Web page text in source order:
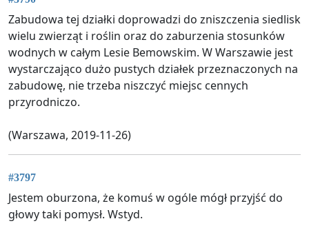
Zabudowa tej działki doprowadzi do zniszczenia siedlisk
wielu zwierząt i roślin oraz do zaburzenia stosunków
wodnych w całym Lesie Bemowskim. W Warszawie jest
wystarczająco dużo pustych działek przeznaczonych na
zabudowę, nie trzeba niszczyć miejsc cennych
przyrodniczo.
(Warszawa, 2019-11-26)
#3797
Jestem oburzona, że komuś w ogóle mógł przyjść do
głowy taki pomysł. Wstyd.